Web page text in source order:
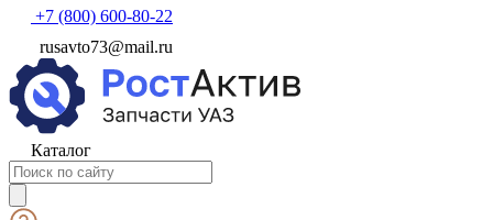
+7 (800) 600-80-22
rusavto73@mail.ru
Каталог
Поиск
товаров